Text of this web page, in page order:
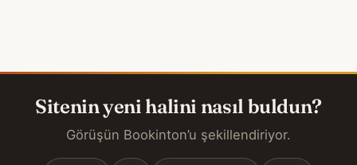
Sitenin yeni halini nasıl buldun?
Görüşün Bookinton’u şekillendiriyor.